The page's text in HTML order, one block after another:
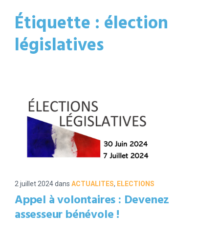
Étiquette : élection
législatives
2 juillet 2024dans ACTUALITES, ELECTIONS
Appel à volontaires : Devenez
assesseur bénévole !